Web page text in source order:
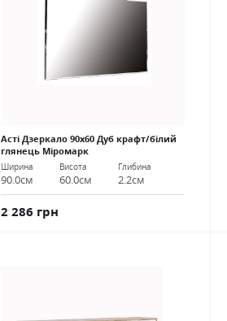
Асті Дзеркало 90х60 Дуб крафт/білий
глянець Міромарк
Ширина
90.0см
Висота
60.0см
Глибина
2.2см
2 286 грн